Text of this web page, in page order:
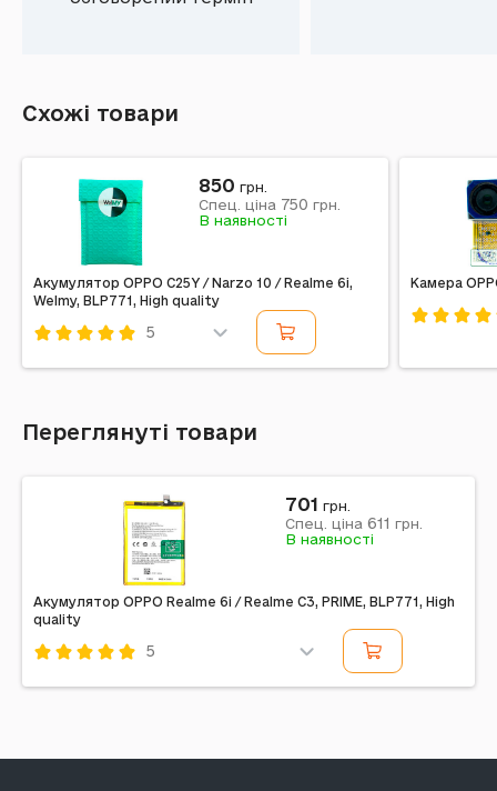
Схожі товари
Акумулятор OPPO C25Y / Narzo 10 / Realme 6i,
Welmy, BLP771, High quality
5
850 грн.
Спец. ціна 750 грн.
В наявності
Камера
Переглянуті товари
Акумулятор OPPO Realme 6i / Realme C3, PRIME, BLP771, High
quality
5
701 грн.
Спец. ціна 611 грн.
В наявності